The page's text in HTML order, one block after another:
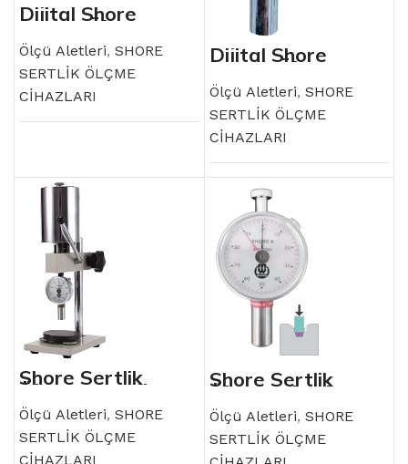
Dijital Shore
Sertlik Ölçme
Cihazları
Aksesuarları
Ölçü Aletleri, SHORE
SERTLİK ÖLÇME
CİHAZLARI
Dijital Shore
Sertlik Ölçme
Cihazları
Ölçü Aletleri, SHORE
SERTLİK ÖLÇME
CİHAZLARI
Shore Sertlik
Ölçüm Standları
Ölçü Aletleri, SHORE
SERTLİK ÖLÇME
CİHAZLARI
Shore Sertlik
Ölçme Cihazları
Ölçü Aletleri, SHORE
SERTLİK ÖLÇME